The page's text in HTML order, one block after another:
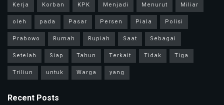
Kerja
Korban KPK Menjadi Menurut
Miliar
oleh
pada Pasar Persen Piala
Polisi
Prabowo
Rumah Rupiah Saat
Sebagai
Setelah
Siap Tahun Terkait Tidak
Tiga
Triliun
untuk Warga yang
Recent Posts